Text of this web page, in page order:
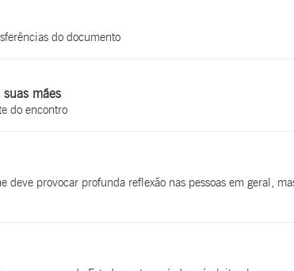
do documento
mães
do encontro
provocar profunda reflexão nas pessoas em geral,